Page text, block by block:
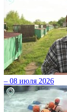
– 08 июля 2026